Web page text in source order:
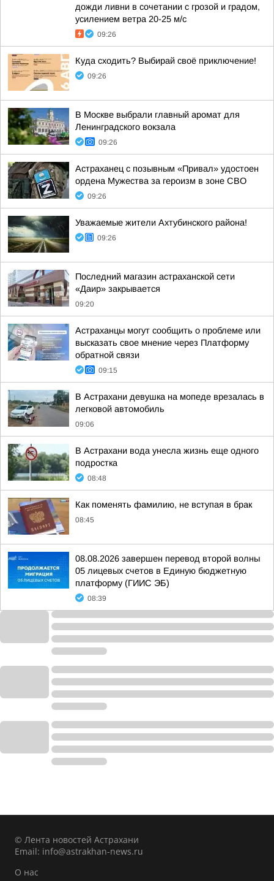
дожди ливни в сочетании с грозой и градом,
усилением ветра 20-25 м/с
09:26
Куда сходить? Выбирай своё приключение!
09:26
В Москве выбрали главный аромат для
Ленинградского вокзала
09:26
Астраханец с позывным «Привал» удостоен
ордена Мужества за героизм в зоне СВО
09:26
Уважаемые жители Ахтубинского района!
09:26
Последний магазин астраханской сети
«Даир» закрывается
09:20
Астраханцы могут сообщить о проблеме или
высказать свое мнение через Платформу
обратной связи
09:15
В Астрахани девушка на мопеде врезалась в
легковой автомобиль
09:06
В Астрахани вода унесла жизнь еще одного
подростка
08:48
Как поменять фамилию, не вступая в брак
08:45
08.08.2026 завершен перевод второй волны
05 лицевых счетов в Единую бюджетную
платформу (ГИИС ЭБ)
08:39
© Лента новостей Астрахани
Email: info@astrakhan-news.ru
О нас